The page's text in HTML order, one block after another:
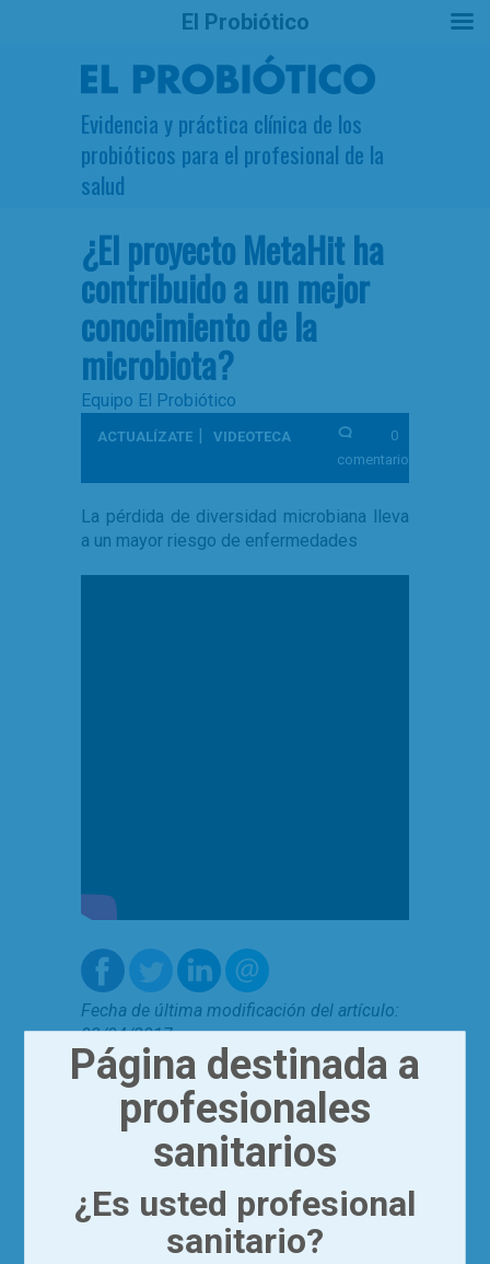
Evidencia y práctica clínica de los
probióticos para el profesional de la
salud
¿El proyecto MetaHit ha
contribuido a un mejor
conocimiento de la
microbiota?
Equipo El Probiótico
ACTUALÍZATE | VIDEOTECA
0
comentarios
La pérdida de diversidad microbiana lleva
a un mayor riesgo de enfermedades
Fecha de última modificación del artículo:
03/04/2017
microbioma,video
0 comentarios
Has de serun usuario registrado
Página destinada a
profesionales
sanitarios
¿Es usted profesional
sanitario?
El Probiótico